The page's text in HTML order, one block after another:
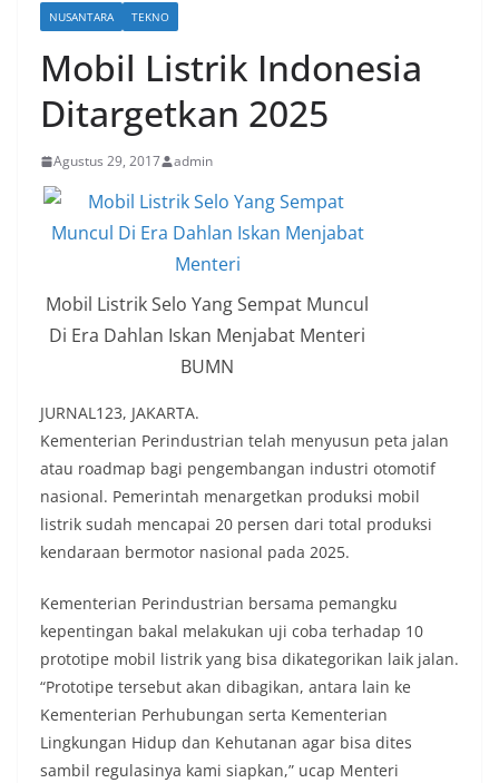
NUSANTARA TEKNO
Mobil Listrik Indonesia
Ditargetkan 2025
Agustus 29, 2017 admin
Mobil Listrik Selo Yang Sempat Muncul
Di Era Dahlan Iskan Menjabat Menteri
BUMN
JURNAL123, JAKARTA.
Kementerian Perindustrian telah menyusun peta jalan
atau roadmap bagi pengembangan industri otomotif
nasional. Pemerintah menargetkan produksi mobil
listrik sudah mencapai 20 persen dari total produksi
kendaraan bermotor nasional pada 2025.
Kementerian Perindustrian bersama pemangku
kepentingan bakal melakukan uji coba terhadap 10
prototipe mobil listrik yang bisa dikategorikan laik jalan.
“Prototipe tersebut akan dibagikan, antara lain ke
Kementerian Perhubungan serta Kementerian
Lingkungan Hidup dan Kehutanan agar bisa dites
sambil regulasinya kami siapkan,” ucap Menteri